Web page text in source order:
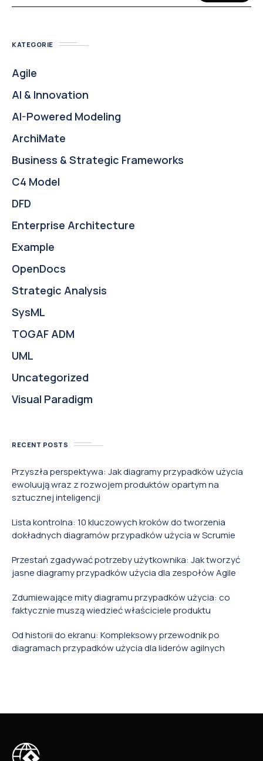
KATEGORIE
Agile
AI & Innovation
AI-Powered Modeling
ArchiMate
Business & Strategic Frameworks
C4 Model
DFD
Enterprise Architecture
Example
OpenDocs
Strategic Analysis
SysML
TOGAF ADM
UML
Uncategorized
Visual Paradigm
RECENT POSTS
Przyszła perspektywa: Jak diagramy przypadków użycia
ewoluują wraz z rozwojem produktów opartym na
sztucznej inteligencji
Lista kontrolna: 10 kluczowych kroków do tworzenia
dokładnych diagramów przypadków użycia w Scrumie
Przestań zgadywać potrzeby użytkownika: Jak tworzyć
jasne diagramy przypadków użycia dla zespołów Agile
Zdumiewające mity diagramu przypadków użycia: co
faktycznie muszą wiedzieć właściciele produktu
Od historii do ekranu: Kompleksowy przewodnik po
diagramach przypadków użycia dla liderów agilnych